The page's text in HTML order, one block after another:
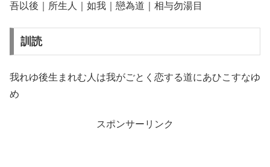
吾以後｜所生人｜如我｜戀為道｜相与勿湯目
訓読
我れゆ後生まれむ人は我がごとく恋する道にあひこすなゆ
め
スポンサーリンク